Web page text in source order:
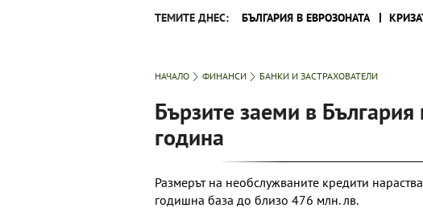
ТЕМИТЕ ДНЕС: БЪЛГАРИЯ В ЕВРОЗОНАТА
НАЧАЛО ФИНАНСИ БАНКИ И ЗАСТРАХОВАТЕЛИ
Бързите заеми в България
година
Размерът на необслужваните кредити
годишна база до близо 476 млн. лв.